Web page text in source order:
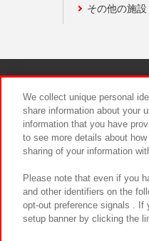
その他の施
We collect unique personal
share information about your
information that you have
to see more details about
sharing of your information
Please note that even if you
and other identifiers on the
opt-out preference signals . If
setup banner by clicking the